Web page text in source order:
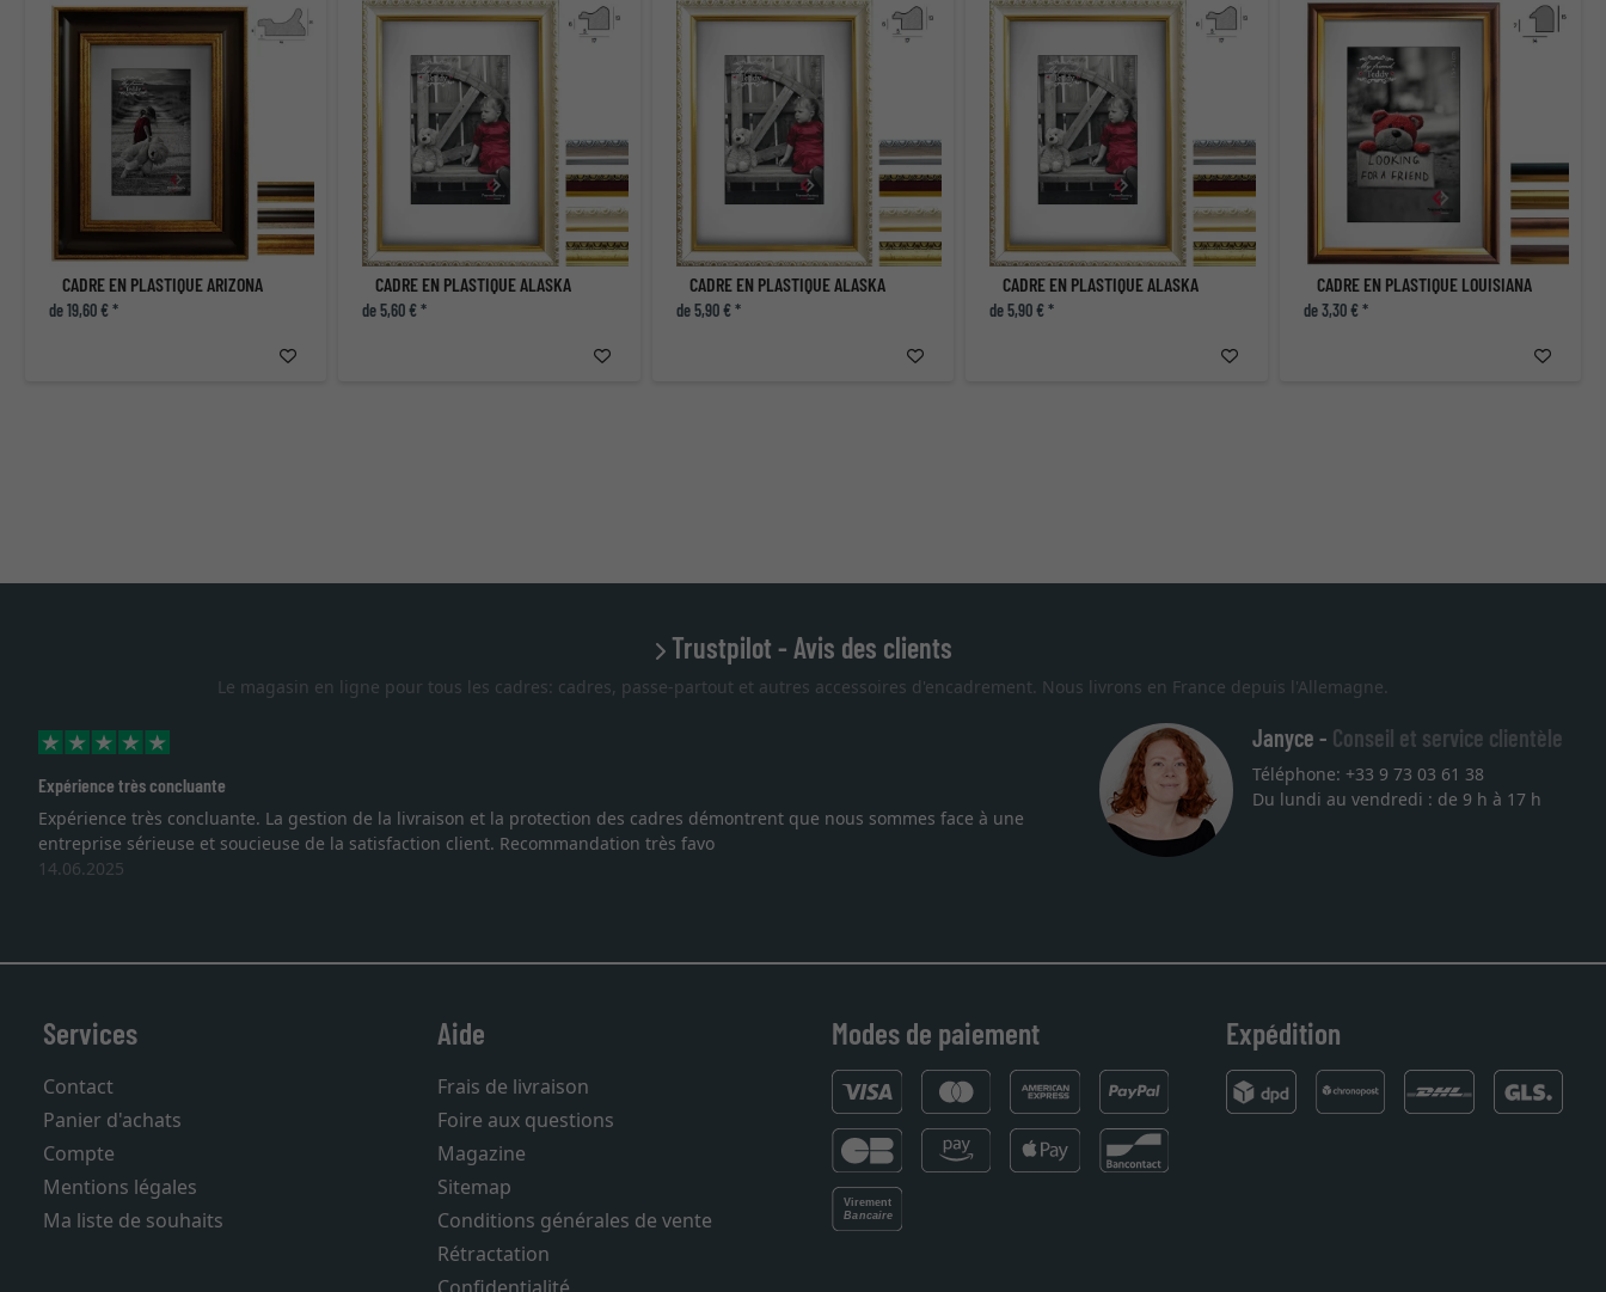
CADRE EN PLASTIQUE ARIZONA
de 19,60 € *
CADRE EN PLASTIQUE ALASKA
de 5,60 € *
CADRE EN PLASTIQUE ALASKA
de 5,90 € *
CADRE EN PLASTIQUE ALASKA
de 5,90 € *
CADRE EN PLASTIQUE LOUISIANA
de 3,30 € *
Trustpilot - Avis des clients
Le magasin en ligne pour tous les cadres: cadres, passe-partout et autres accessoires d'encadrement. Nous livrons en France depuis l'Allemagne.
démontrent que nous sommes face à une
très favo
Je recherchais un cadre sur mesure pour une lithographie, je suis tombée sur ce site. Le choix et la qualité sont au rendez
vous. Emballage professionnel, service et livraison dans les temps. J'espère revenir pour une autre commande. Merci.
Janyce - Conseil et service clientèle
Téléphone: +33 9 73 03 61 38
Du lundi au vendredi : de 9 h à 17 h
Services
Contact
Panier d'achats
Compte
Mentions légales
Ma liste de souhaits
Aide
Frais de livraison
Foire aux questions
Magazine
Sitemap
Conditions générales de vente
Rétractation
Modes de paiement Expédition